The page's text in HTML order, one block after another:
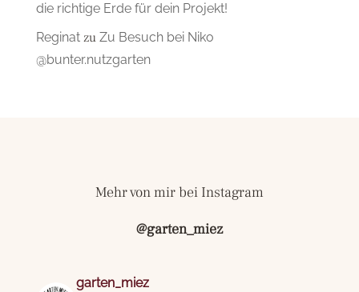
die richtige Erde für dein Projekt!
Reginatzu Zu Besuch bei Niko
@bunter.nutzgarten
Mehr von mir bei Instagram
@garten_miez
garten_miez